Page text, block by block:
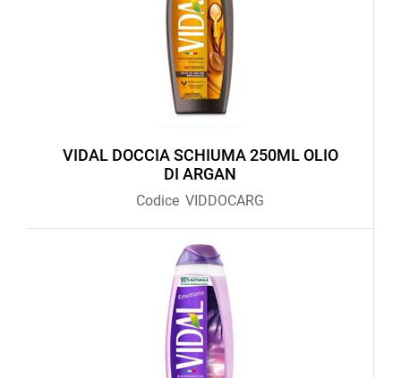
VIDAL DOCCIA SCHIUMA 250ML OLIO
DI ARGAN
Codice VIDDOCARG